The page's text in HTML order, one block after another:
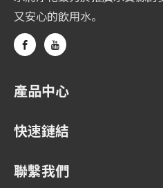
又安心的飲用水。
產品中心
快速鏈結
聯繫我們